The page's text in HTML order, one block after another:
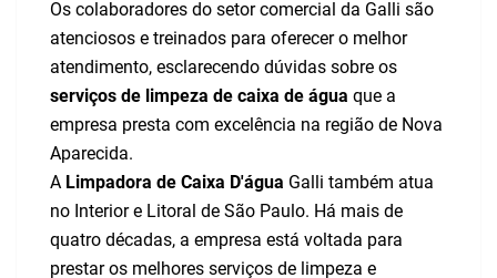
Os colaboradores do setor comercial da Galli são
atenciosos e treinados para oferecer o melhor
atendimento, esclarecendo dúvidas sobre os
serviços de limpeza de caixa de água que a
empresa presta com excelência na região de Nova
Aparecida.
A Limpadora de Caixa D'água Galli também atua
no Interior e Litoral de São Paulo. Há mais de
quatro décadas, a empresa está voltada para
prestar os melhores serviços de limpeza e